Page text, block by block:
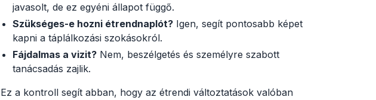
javasolt, de ez egyéni állapot függő.
Szükséges-e hozni étrendnaplót? Igen, segít pontosabb képet
kapni a táplálkozási szokásokról.
Fájdalmas a vizit? Nem, beszélgetés és személyre szabott
tanácsadás zajlik.
Ez a kontroll segít abban, hogy az étrendi változtatások valóban